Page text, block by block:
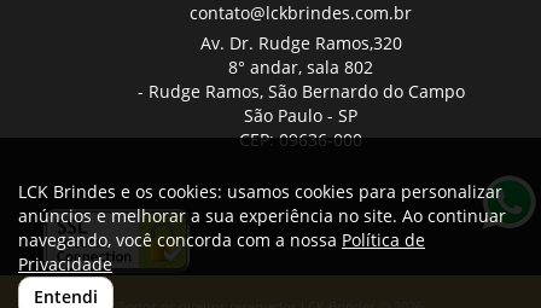
contato@lckbrindes.com.br
Av. Dr. Rudge Ramos,320
8° andar, sala 802
- Rudge Ramos, São Bernardo do Campo
São Paulo - SP
CEP: 09636-000
LCK Brindes e os cookies: usamos cookies para personalizar
anúncios e melhorar a sua experiência no site. Ao continuar
navegando, você concorda com a nossa Política de
Privacidade
Entendi